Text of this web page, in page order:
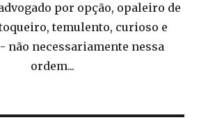
por opção, opaleiro de
temulento, curioso e
não necessariamente nessa
ordem...